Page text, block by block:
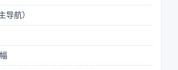
导航）